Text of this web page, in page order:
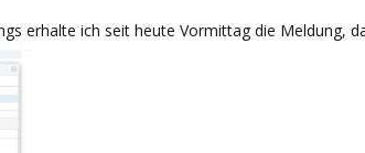
erhalte ich seit heute Vormittag die Meldung,